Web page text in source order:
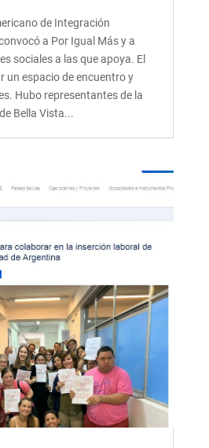
de Integración
a Por Igual Más y a
sociales a las que apoya. El
un espacio de encuentro y
Hubo representantes de la
Bella Vista...